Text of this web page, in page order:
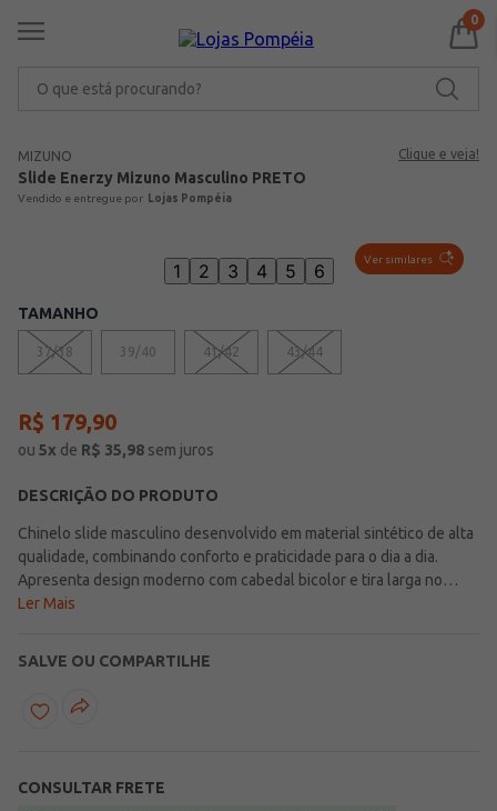
0
MIZUNO Clique e veja!
Slide Enerzy Mizuno Masculino PRETO
Lojas Pompéia
Ver similares
1 2 3 4 5 6
TAMANHO
37/38 39/40 41/42 43/44
R$ 179,90
ou 5x de R$ 35,98 sem juros
DESCRIÇÃO DO PRODUTO
Chinelo slide masculino desenvolvido em material sintético de alta
qualidade, combinando conforto e praticidade para o dia a dia.
Apresenta design moderno com cabedal bicolor e tira larga no
peito do pé que garante bom ajuste e reforça o visual esportivo.
momentos de relaxamento ou composições casuais com muito
estilo, invista!\n\nIndicado Para: Dia a Dia\nMaterial: Sintético
Ler Mais
SALVE OU COMPARTILHE
CONSULTAR FRETE